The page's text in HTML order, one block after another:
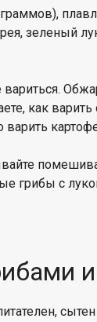
зеленый
как
грибы с